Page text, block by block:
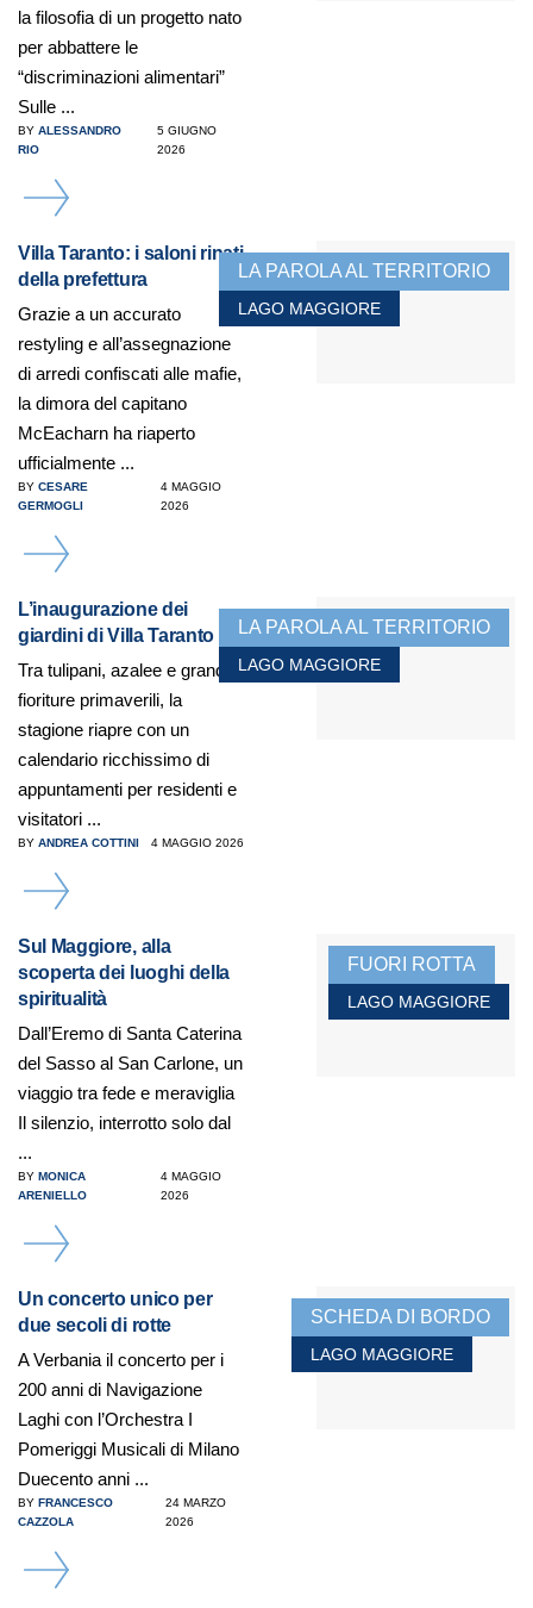
la filosofia di un progetto nato
per abbattere le
“discriminazioni alimentari”
Sulle ...
BY ALESSANDRO
RIO
5 GIUGNO
2026
DETAILS
LA PAROLA AL TERRITORIO
LAGO MAGGIORE
Villa Taranto: i saloni rinati
della prefettura
Grazie a un accurato
restyling e all’assegnazione
di arredi confiscati alle mafie,
la dimora del capitano
McEacharn ha riaperto
ufficialmente ...
BY CESARE
GERMOGLI
4 MAGGIO
2026
DETAILS
LA PAROLA AL TERRITORIO
LAGO MAGGIORE
L’inaugurazione dei
giardini di Villa Taranto
Tra tulipani, azalee e grandi
fioriture primaverili, la
stagione riapre con un
calendario ricchissimo di
appuntamenti per residenti e
visitatori ...
BY ANDREA COTTINI 4 MAGGIO 2026
DETAILS
FUORI ROTTA
LAGO MAGGIORE
Sul Maggiore, alla
scoperta dei luoghi della
spiritualità
Dall’Eremo di Santa Caterina
del Sasso al San Carlone, un
viaggio tra fede e meraviglia
Il silenzio, interrotto solo dal
...
BY MONICA
ARENIELLO
4 MAGGIO
2026
DETAILS
SCHEDA DI BORDO
LAGO MAGGIORE
Un concerto unico per
due secoli di rotte
A Verbania il concerto per i
200 anni di Navigazione
Laghi con l’Orchestra I
Pomeriggi Musicali di Milano
Duecento anni ...
BY FRANCESCO
CAZZOLA
24 MARZO
2026
DETAILS